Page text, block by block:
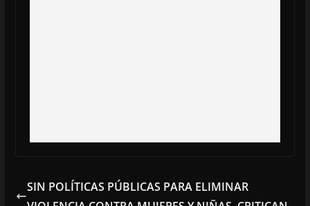
SIN POLÍTICAS PÚBLICAS PARA ELIMINAR